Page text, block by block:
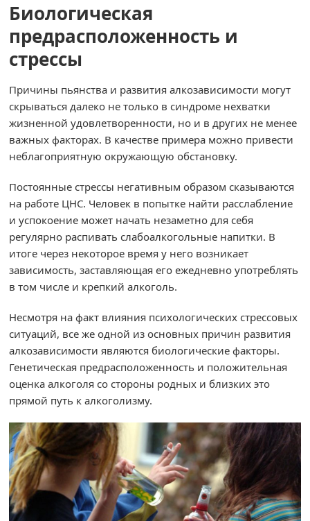
Биологическая
предрасположенность и
стрессы
Причины пьянства и развития алкозависимости могут
скрываться далеко не только в синдроме нехватки
жизненной удовлетворенности, но и в других не менее
важных факторах. В качестве примера можно привести
неблагоприятную окружающую обстановку.
Постоянные стрессы негативным образом сказываются
на работе ЦНС. Человек в попытке найти расслабление
и успокоение может начать незаметно для себя
регулярно распивать слабоалкогольные напитки. В
итоге через некоторое время у него возникает
зависимость, заставляющая его ежедневно употреблять
в том числе и крепкий алкоголь.
Несмотря на факт влияния психологических стрессовых
ситуаций, все же одной из основных причин развития
алкозависимости являются биологические факторы.
Генетическая предрасположенность и положительная
оценка алкоголя со стороны родных и близких это
прямой путь к алкоголизму.